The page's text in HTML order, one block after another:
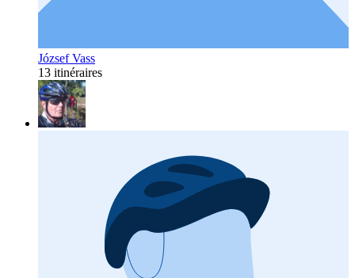
József Vass
13 itinéraires